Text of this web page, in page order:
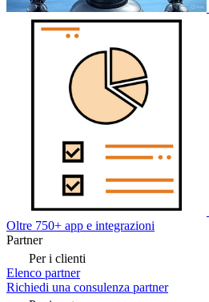
Oltre 750+ app e integrazioni
Partner
Per i clienti
Elenco partner
Richiedi una consulenza partner